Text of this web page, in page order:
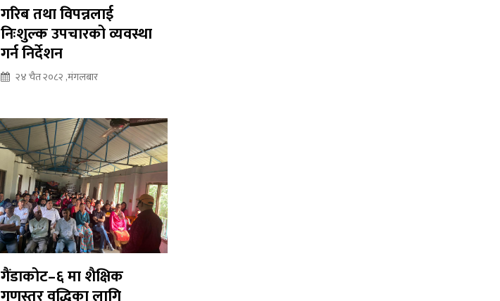
गरिब तथा विपन्नलाई
निःशुल्क उपचारको व्यवस्था
गर्न निर्देशन
२४ चैत २०८२ ,मंगलबार
गैंडाकोट–६ मा शैक्षिक